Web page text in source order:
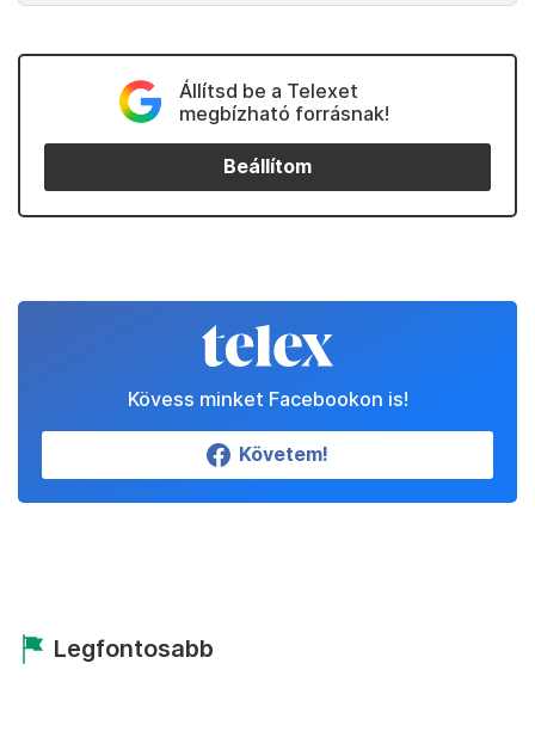
Állítsd be a Telexet
megbízható forrásnak!
Beállítom
Kövess minket Facebookon is!
Követem!
Legfontosabb